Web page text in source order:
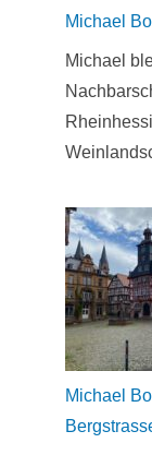
Michael
Michael
Michael